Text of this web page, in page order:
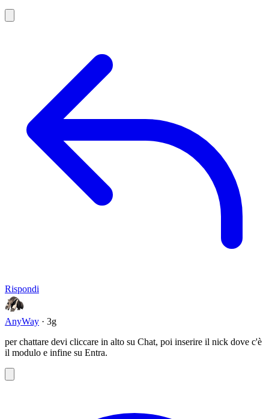
Rispondi
AnyWay · 3g
per chattare devi cliccare in alto su Chat, poi inserire il nick dove c'è
il modulo e infine su Entra.